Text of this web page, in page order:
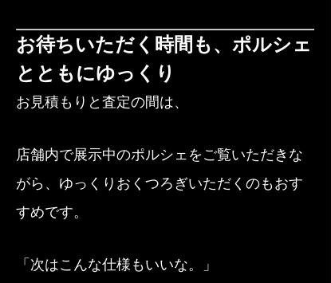
お待ちいただく時間も、ポルシェ
とともにゆっくり
お見積もりと査定の間は、
店舗内で展示中のポルシェをご覧いただきな
がら、ゆっくりおくつろぎいただくのもおす
すめです。
「次はこんな仕様もいいな。」